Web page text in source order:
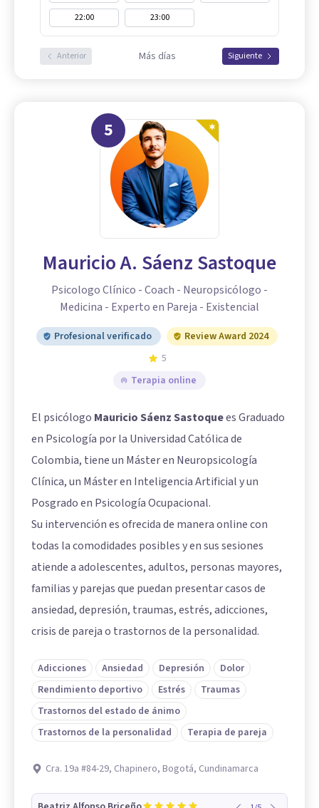
22:00
23:00
Anterior Más días Siguiente
5
Mauricio A. Sáenz Sastoque
Psicologo Clínico - Coach - Neuropsicólogo -
Medicina - Experto en Pareja - Existencial
Profesional verificado
Review Award 2024
5
Terapia online
El psicólogo Mauricio Sáenz Sastoquees Graduado
en Psicología por la Universidad Católica de
Colombia, tiene un Máster en Neuropsicología
Clínica, un Máster en Inteligencia Artificial y un
Posgrado en Psicología Ocupacional.
Su intervención es ofrecida de manera online con
todas la comodidades posibles y en sus sesiones
atiende a adolescentes, adultos, personas mayores,
familias y parejas que puedan presentar casos de
ansiedad, depresión, traumas, estrés, adicciones,
crisis de pareja o trastornos de la personalidad.
Adicciones Ansiedad Depresión
Dolor
Rendimiento deportivo
Estrés
Traumas
Trastornos del estado de ánimo
Trastornos de la personalidad
Terapia de pareja
Cra. 19a #84-29, Chapinero, Bogotá, Cundinamarca